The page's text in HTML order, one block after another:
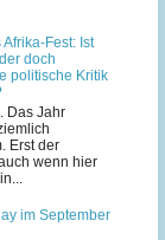
Fest: Ist
doch
politische Kritik
Das Jahr
Erst der
wenn hier
im September